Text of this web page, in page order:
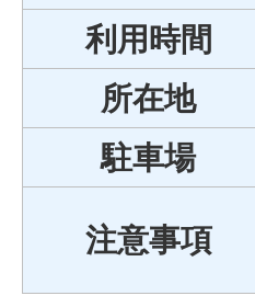
利用時間
所在地
駐車場
注意事項